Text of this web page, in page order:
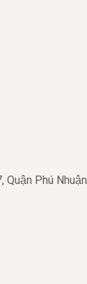
Quận Phú Nhuận